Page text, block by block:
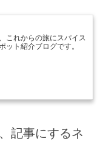
これからの旅にスパイス
ット紹介ブログです。
記事にするネ